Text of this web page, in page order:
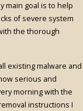
main goal is to help
of severe system
the thorough
existing malware and
serious and
morning with the
instructions I